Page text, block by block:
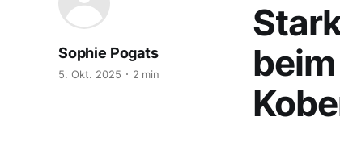
Sophie Pogats
5. Okt. 2025 2 min